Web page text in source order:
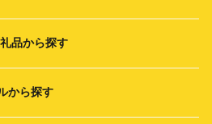
品から探す
から探す